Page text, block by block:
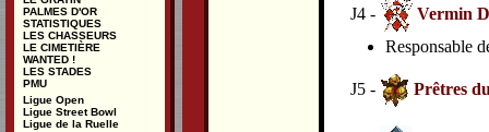
J4 -
Vermin
Responsable
J5 - Prêtres
PALMES D'OR
STATISTIQUES
LES CHASSEURS
LE CIMETIÈRE
WANTED !
LES STADES
PMU
Ligue Open
Ligue Street Bowl
Ligue de la Ruelle